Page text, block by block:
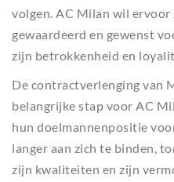
volgen. AC Milan wil ervoor
gewaardeerd en gewenst
zijn betrokkenheid en
De contractverlenging van
belangrijke stap voor AC
hun doelmannenpositie
langer aan zich te binden,
zijn kwaliteiten en zijn